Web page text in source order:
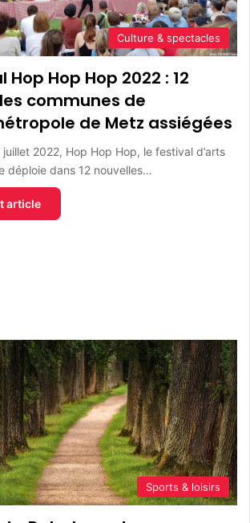
Culture & spectacles
Hop Hop Hop 2022 : 12
communes de
de Metz assiégées
juillet 2022, Hop Hop Hop, le festival d’arts
déploie dans 12 nouvelles…
article
Sports & loisirs